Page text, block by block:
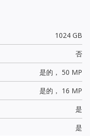
1024 GB
否
是的， 50 MP
是的， 16 MP
是
是